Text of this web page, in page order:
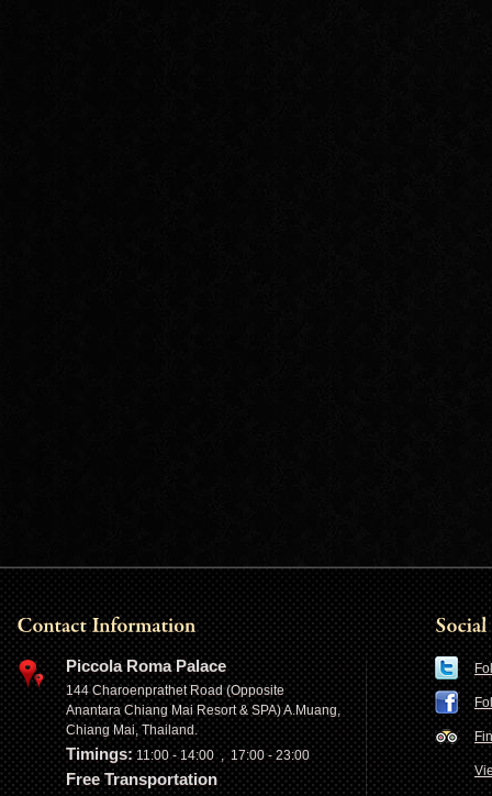
Piccola Roma Palace
144 Charoenprathet Road (Opposite
Anantara Chiang Mai Resort & SPA) A.Muang,
Chiang Mai, Thailand.
Timings:11:00 - 14:00 , 17:00 - 23:00
Free Transportation